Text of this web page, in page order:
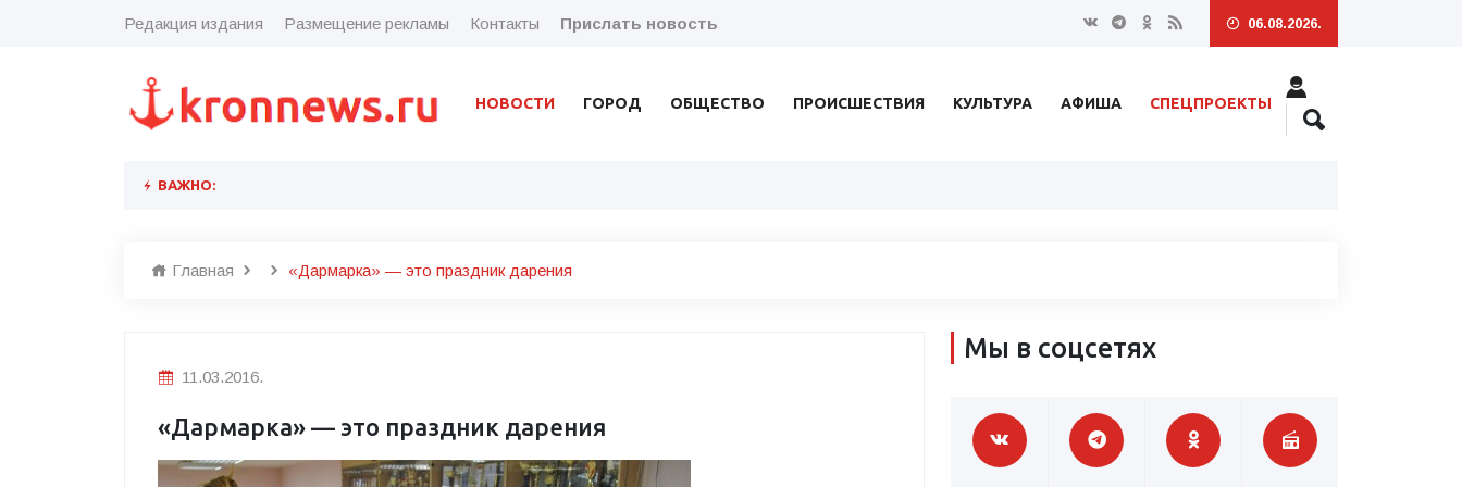
Редакция издания Размещение рекламы Контакты Прислать новость 06.08.2026.
НОВОСТИ ГОРОД ОБЩЕСТВО ПРОИСШЕСТВИЯ КУЛЬТУРА АФИША СПЕЦПРОЕКТЫ
ВАЖНО:
Главная «Дармарка» — это праздник дарения
11.03.2016.
«Дармарка» — это праздник дарения
Мы в соцсетях